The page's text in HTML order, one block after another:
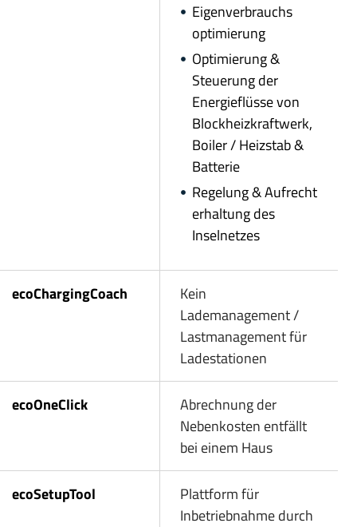
Eigenverbrauchs
optimierung
Optimierung &
Steuerung der
Energieflüsse von
Blockheizkraftwerk,
Boiler / Heizstab &
Batterie
Regelung & Aufrecht
erhaltung des
Inselnetzes
ecoChargingCoach
Kein
Lademanagement /
Lastmanagement für
Ladestationen
ecoOneClick
Abrechnung der
Nebenkosten entfällt
bei einem Haus
ecoSetupTool
Plattform für
Inbetriebnahme durch